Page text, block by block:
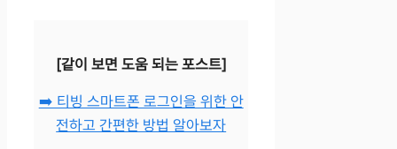
[같이 보면 도움 되는 포스트]
➡️ 티빙 스마트폰 로그인을 위한 안
전하고 간편한 방법 알아보자